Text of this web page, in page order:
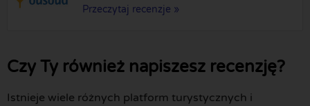
Przeczytaj recenzje »
Czy Ty również napiszesz recenzję?
Istnieje wiele różnych platform turystycznych i